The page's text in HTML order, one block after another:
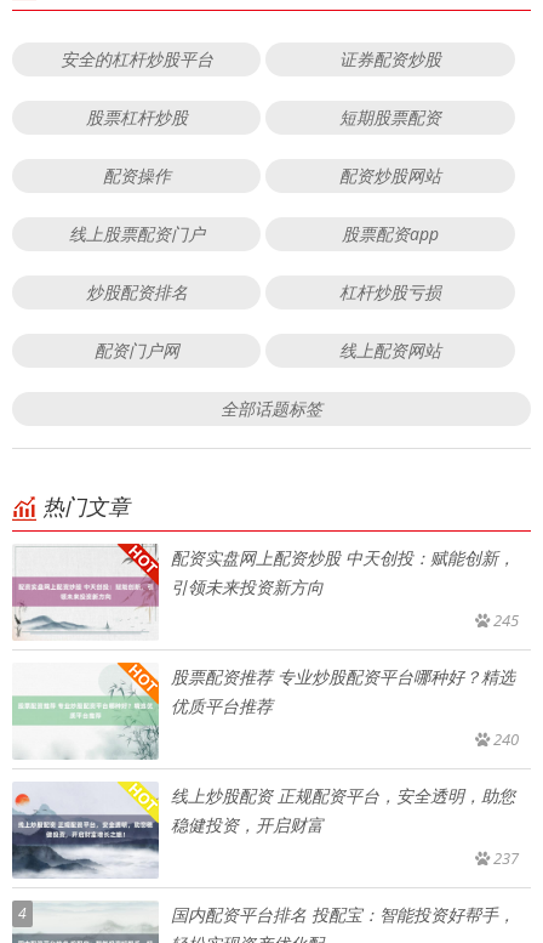
安全的杠杆炒股平台 证券配资炒股
股票杠杆炒股 短期股票配资
配资操作 配资炒股网站
线上股票配资门户 股票配资app
炒股配资排名 杠杆炒股亏损
配资门户网 线上配资网站
全部话题标签
热门文章
配资实盘网上配资炒股 中天创投：赋能创新，
引领未来投资新方向
245
股票配资推荐 专业炒股配资平台哪种好？精选
优质平台推荐
240
线上炒股配资 正规配资平台，安全透明，助您
稳健投资，开启财富
237
4
国内配资平台排名 投配宝：智能投资好帮手，